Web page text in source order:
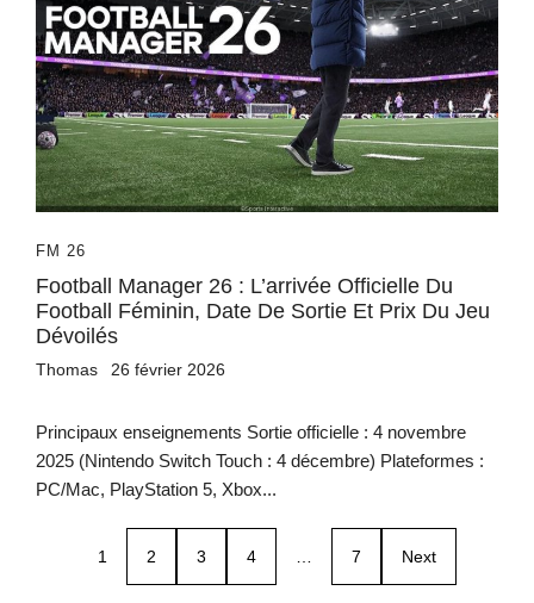
FM 26
Football Manager 26 : L’arrivée Officielle Du
Football Féminin, Date De Sortie Et Prix Du Jeu
Dévoilés
Thomas 26 février 2026
Principaux enseignements Sortie officielle : 4 novembre
2025 (Nintendo Switch Touch : 4 décembre) Plateformes :
PC/Mac, PlayStation 5, Xbox...
1 2 3 4 … 7 Next